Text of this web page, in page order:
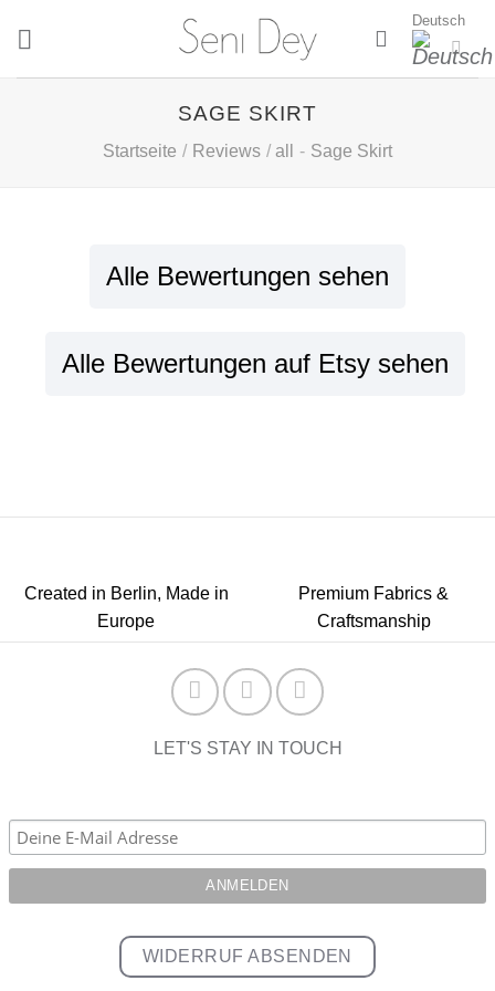
Deutsch
SAGE SKIRT
Startseite / Reviews / all - Sage Skirt
Alle Bewertungen sehen
Alle Bewertungen auf Etsy sehen
Created in Berlin, Made in
Europe
Premium Fabrics &
Craftsmanship
LET'S STAY IN TOUCH
WIDERRUF ABSENDEN